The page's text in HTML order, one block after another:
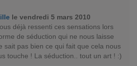
le vendredi 5 mars 2010
déjà ressenti ces sensations lors
de séduction qui ne nous laisse
sait pas bien ce qui fait que cela nous
touche ! La séduction.. tout un art ! :)